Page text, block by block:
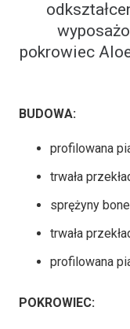
pokrowiec
BUDOWA:
profilowana
trwała
sprężyny
trwała
profilowana
POKROWIEC: